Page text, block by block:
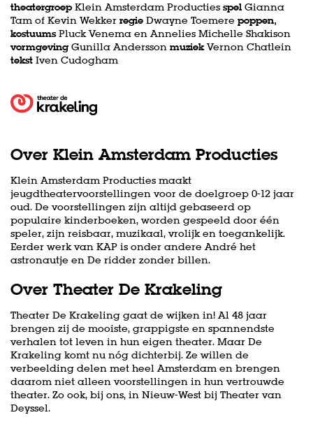
theatergroepKlein Amsterdam Producties spel Gianna
Tam of Kevin Wekker regie Dwayne Toemere poppen,
kostuumsPluck Venema en Annelies Michelle Shakison
vormgeving Gunilla Andersson muziekVernon Chatlein
tekst Iven Cudogham
Over Klein Amsterdam Producties
Klein Amsterdam Producties maakt
jeugdtheatervoorstellingen voor de doelgroep 0-12 jaar
oud. De voorstellingen zijn altijd gebaseerd op
populaire kinderboeken, worden gespeeld door één
speler, zijn reisbaar, muzikaal, vrolijk en toegankelijk.
Eerder werk van KAP is onder andere André het
astronautje en De ridder zonder billen.
Over Theater De Krakeling
Theater De Krakeling gaat de wijken in! Al 48 jaar
brengen zij de mooiste, grappigste en spannendste
verhalen tot leven in hun eigen theater. Maar De
Krakeling komt nu nóg dichterbij. Ze willen de
verbeelding delen met heel Amsterdam en brengen
daarom niet alleen voorstellingen in hun vertrouwde
theater. Zo ook, bij ons, in Nieuw-West bij Theater van
Deyssel.